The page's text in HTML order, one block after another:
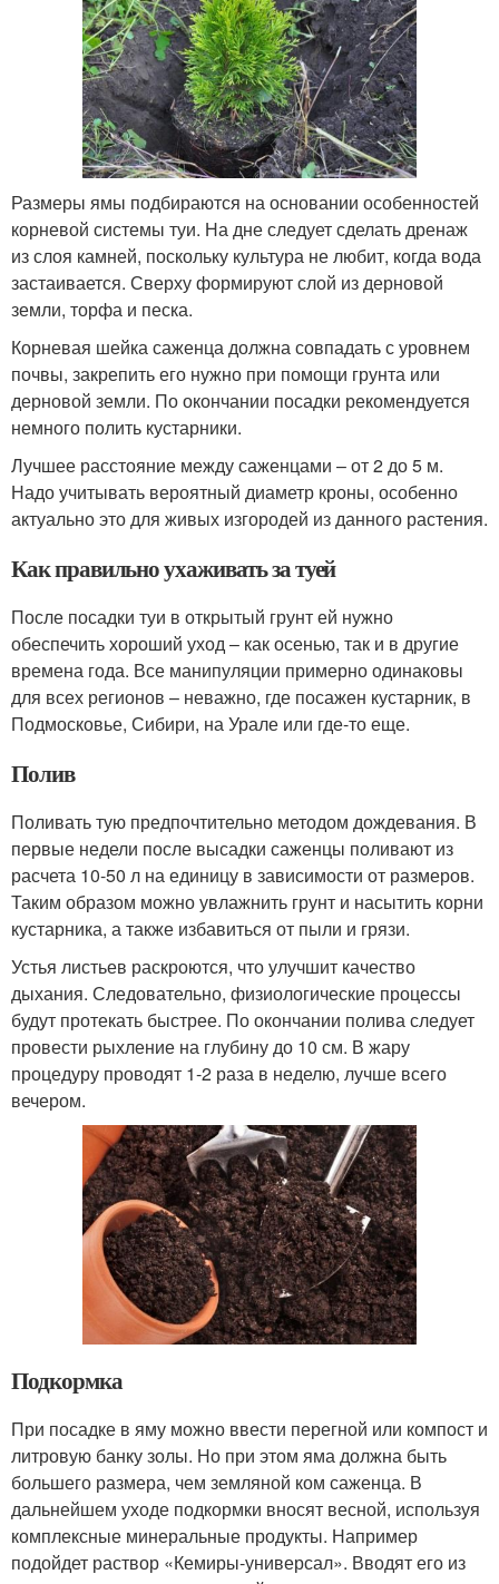
Размеры ямы подбираются на основании особенностей
корневой системы туи. На дне следует сделать дренаж
из слоя камней, поскольку культура не любит, когда вода
застаивается. Сверху формируют слой из дерновой
земли, торфа и песка.
Корневая шейка саженца должна совпадать с уровнем
почвы, закрепить его нужно при помощи грунта или
дерновой земли. По окончании посадки рекомендуется
немного полить кустарники.
Лучшее расстояние между саженцами – от 2 до 5 м.
Надо учитывать вероятный диаметр кроны, особенно
актуально это для живых изгородей из данного растения.
Как правильно ухаживать за туей
После посадки туи в открытый грунт ей нужно
обеспечить хороший уход – как осенью, так и в другие
времена года. Все манипуляции примерно одинаковы
для всех регионов – неважно, где посажен кустарник, в
Подмосковье, Сибири, на Урале или где-то еще.
Полив
Поливать тую предпочтительно методом дождевания. В
первые недели после высадки саженцы поливают из
расчета 10-50 л на единицу в зависимости от размеров.
Таким образом можно увлажнить грунт и насытить корни
кустарника, а также избавиться от пыли и грязи.
Устья листьев раскроются, что улучшит качество
дыхания. Следовательно, физиологические процессы
будут протекать быстрее. По окончании полива следует
провести рыхление на глубину до 10 см. В жару
процедуру проводят 1-2 раза в неделю, лучше всего
вечером.
Подкормка
При посадке в яму можно ввести перегной или компост и
литровую банку золы. Но при этом яма должна быть
большего размера, чем земляной ком саженца. В
дальнейшем уходе подкормки вносят весной, используя
комплексные минеральные продукты. Например
подойдет раствор «Кемиры-универсал». Вводят его из